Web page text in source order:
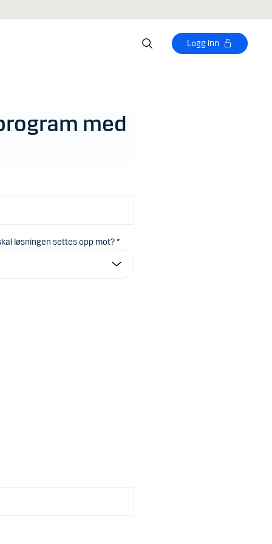
Logg inn
med
løsningen settes opp mot? *